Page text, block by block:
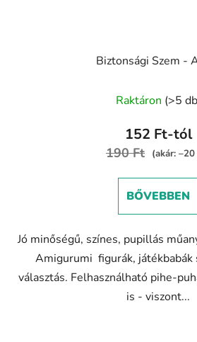
Biztonsági Szem -
Raktáron (>5
152 Ft-tól
190 Ft (akár:
BŐVEBBEN
Jó minőségű, színes, pupillás
Amigurumi figurák, játékbabák
választás. Felhasználható pihe-
is - viszont...